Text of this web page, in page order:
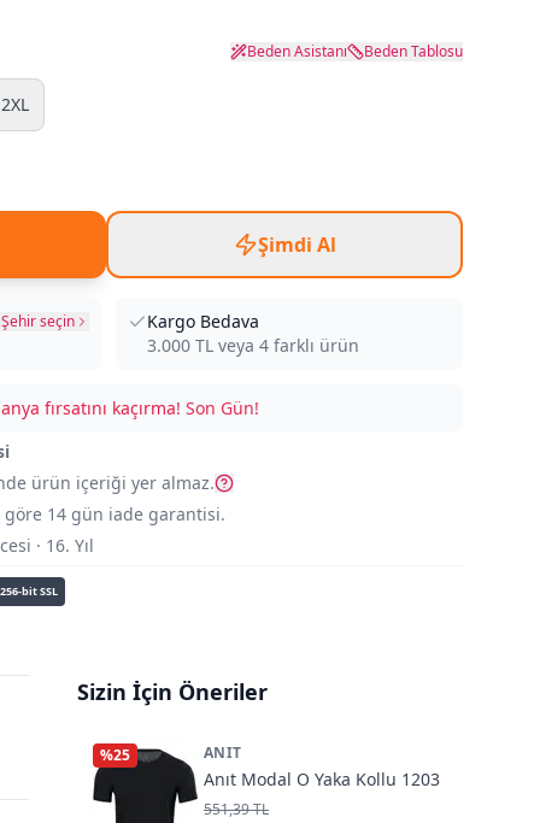
Beden Asistanı Beden Tablosu
2XL
Şimdi Al
Şehir seçin
Kargo Bedava
3.000 TL veya 4 farklı ürün
fırsatını kaçırma! Son Gün!
ürün içeriği yer almaz.
göre 14 gün iade garantisi.
· 16. Yıl
256-bit SSL
Sizin İçin Öneriler
%25 ANIT
Anıt Modal O Yaka Kollu 1203
551,39 TL